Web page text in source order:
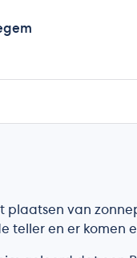
plaatsen van
teller en er komen